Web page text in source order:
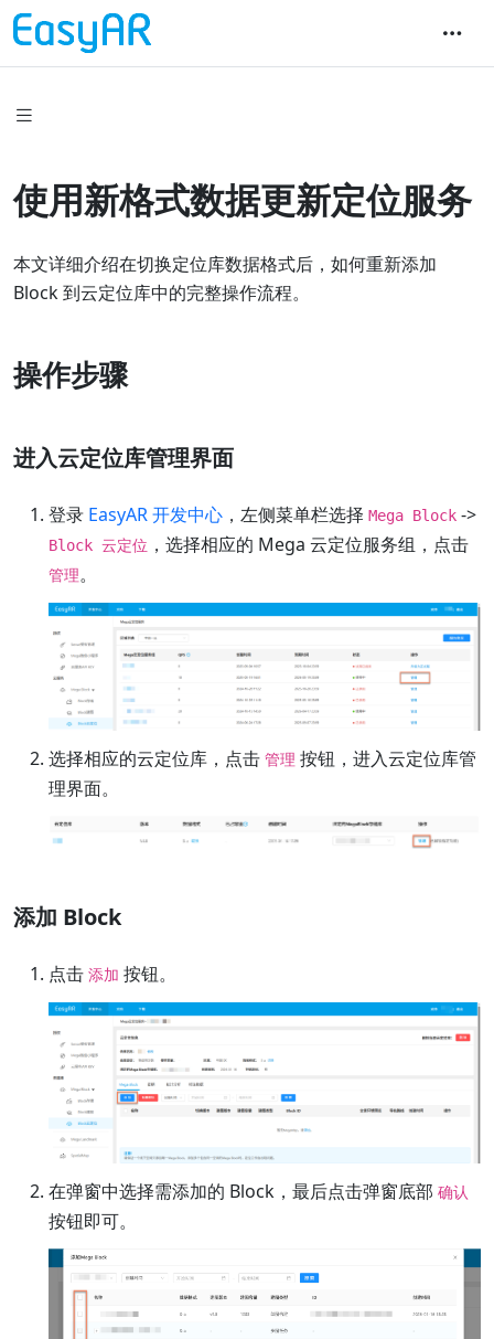
使用新格式数据更新定位服务
本文详细介绍在切换定位库数据格式后，如何重新添加
Block 到云定位库中的完整操作流程。
操作步骤
进入云定位库管理界面
登录 EasyAR 开发中心 ，左侧菜单栏选择 Mega Block ->
Block 云定位 ，选择相应的 Mega 云定位服务组，点击
管理。
选择相应的云定位库，点击 管理 按钮，进入云定位库管
理界面。
添加 Block
点击 添加 按钮。
在弹窗中选择需添加的 Block，最后点击弹窗底部 确认
按钮即可。